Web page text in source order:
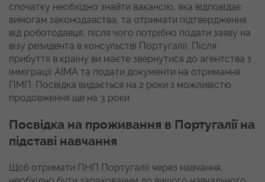
спочатку необхідно знайти вакансію, яка відповідає
вимогам законодавства, та отримати підтвердження
від роботодавця, після чого потрібно подати заяву на
візу резидента в консульстві Португалії. Після
прибуття в країну ви маєте звернутися до агентства з
імміграції AIMA та подати документи на отримання
ПМП. Посвідка видається на 2 роки з можливістю
продовження ще на 3 роки.
Посвідка на проживання в Португалії на
підставі навчання
Щоб отримати ПНП Португалії через навчання,